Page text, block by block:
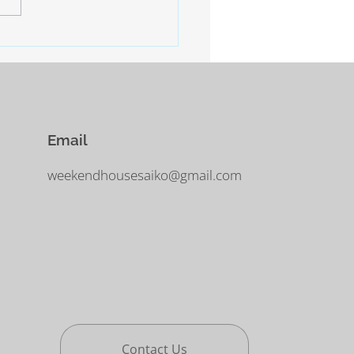
ほどまで下がるだそう。
Email
weekendhousesaiko@gmail.com
Contact Us